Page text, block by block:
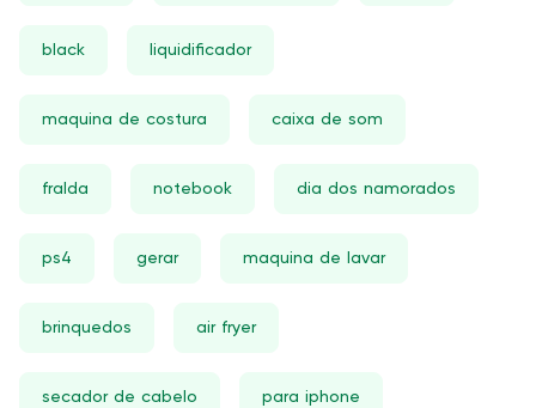
black liquidificador
maquina de costura caixa de som
fralda notebook dia dos namorados
ps4 gerar maquina de lavar
brinquedos air fryer
secador de cabelo para iphone